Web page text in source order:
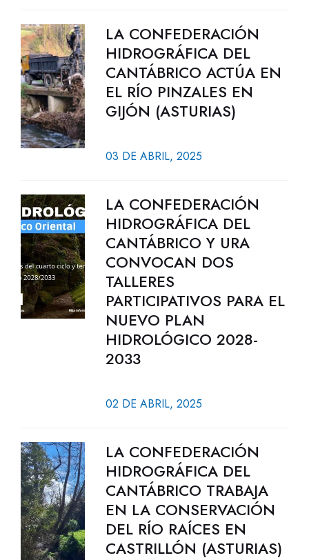
LA CONFEDERACIÓN
HIDROGRÁFICA DEL
CANTÁBRICO ACTÚA EN
EL RÍO PINZALES EN
GIJÓN (ASTURIAS)
03 DE ABRIL, 2025
LA CONFEDERACIÓN
HIDROGRÁFICA DEL
CANTÁBRICO Y URA
CONVOCAN DOS
TALLERES
PARTICIPATIVOS PARA EL
NUEVO PLAN
HIDROLÓGICO 2028-
2033
02 DE ABRIL, 2025
LA CONFEDERACIÓN
HIDROGRÁFICA DEL
CANTÁBRICO TRABAJA
EN LA CONSERVACIÓN
DEL RÍO RAÍCES EN
CASTRILLÓN (ASTURIAS)